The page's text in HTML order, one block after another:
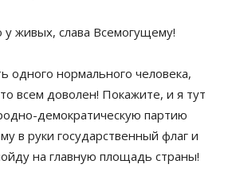
живых, слава Всемогущему!
одного нормального человека,
всем доволен! Покажите, и я тут
демократическую партию
в руки государственный флаг и
на главную площадь страны!